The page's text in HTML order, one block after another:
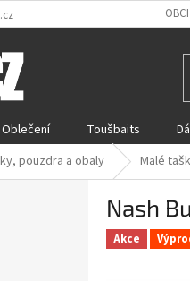
Oblečení Toušbaits
pouzdra a obaly Malé
Nash
Akce